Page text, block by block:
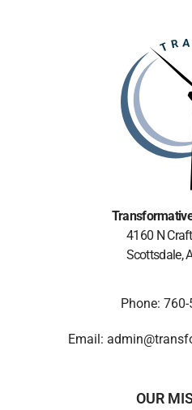
4160 N
Scottsdale,
Phone:
Email:
OUR